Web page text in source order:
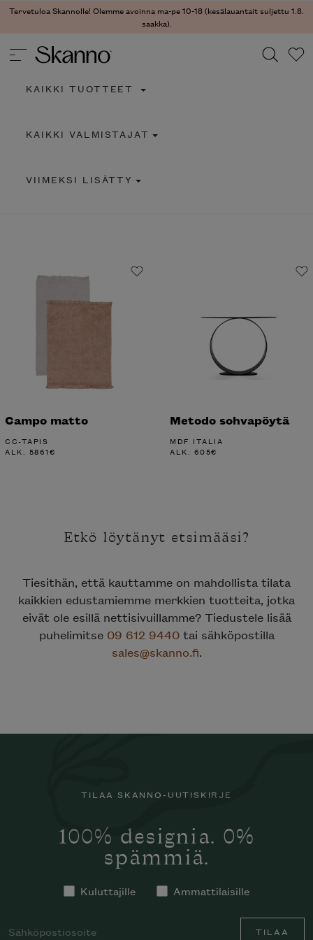
Tervetuloa Skannolle! Olemme avoinna ma-pe 10-18 (kesälauantait suljettu 1.8.
saakka).
Type 2 or more characters for results.
KAIKKI TUOTTEET
KAIKKI VALMISTAJAT
VIIMEKSI LISÄTTY
Campo matto
CC-TAPIS
ALK. 5861€
Metodo sohvapöytä
MDF ITALIA
ALK. 605€
Etkö löytänyt etsimääsi?
Tiesithän, että kauttamme on mahdollista tilata
kaikkien edustamiemme merkkien tuotteita, jotka
eivät ole esillä nettisivuillamme? Tiedustele lisää
puhelimitse 09 612 9440tai sähköpostilla
sales@skanno.fi.
TILAA SKANNO-UUTISKIRJE
100% designia. 0%
spämmiä.
Kuluttajille Ammattilaisille
TILAA